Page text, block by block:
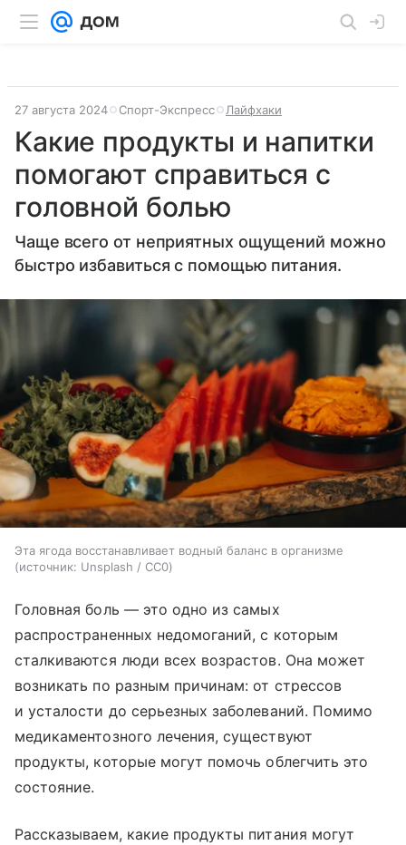
27 августа 2024 Спорт-Экспресс Лайфхаки
Какие продукты и напитки
помогают справиться с
головной болью
Чаще всего от неприятных ощущений можно
быстро избавиться с помощью питания.
Эта ягода восстанавливает водный баланс в организме
источник: Unsplash / CC0
Головная боль — это одно из самых
распространенных недомоганий, с которым
сталкиваются люди всех возрастов. Она может
возникать по разным причинам: от стрессов
и усталости до серьезных заболеваний. Помимо
медикаментозного лечения, существуют
продукты, которые могут помочь облегчить это
состояние.
Рассказываем, какие продукты питания могут